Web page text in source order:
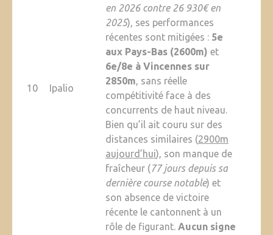
10 Ipalio
en 2026 contre 26 930€ en
2025), ses performances
récentes sont mitigées : 5e
aux Pays-Bas (2600m) et
6e/8e à Vincennes sur
2850m, sans réelle
compétitivité face à des
concurrents de haut niveau.
Bien qu’il ait couru sur des
distances similaires (2900m
aujourd’hui), son manque de
fraîcheur (77 jours depuis sa
dernière course notable) et
son absence de victoire
récente le cantonnent à un
rôle de figurant. Aucun signe